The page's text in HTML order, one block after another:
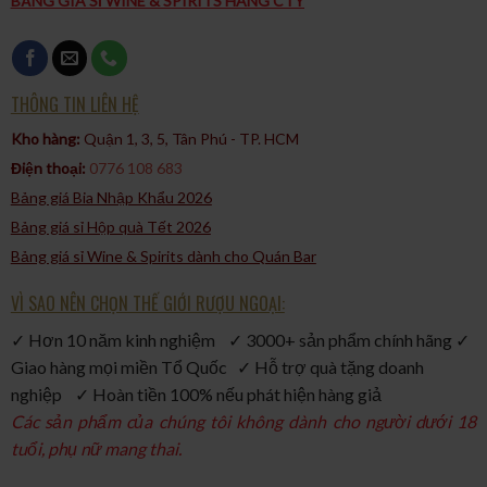
THÔNG TIN LIÊN HỆ
Kho hàng: Quận 1, 3, 5, Tân Phú - TP. HCM​
Điện thoại: 0776 108 683
Bảng giá Bia Nhập Khẩu 2026
Bảng giá sỉ Hộp quà Tết 2026
Bảng giá sỉ Wine & Spirits dành cho Quán Bar
VÌ SAO NÊN CHỌN THẾ GIỚI RƯỢU NGOẠI:
✓ Hơn 10 năm kinh nghiệm ✓ 3000+ sản phẩm chính hãng ✓
Giao hàng mọi miền Tổ Quốc ✓ Hỗ trợ quà tặng doanh
nghiệp ✓ Hoàn tiền 100% nếu phát hiện hàng giả
Các sản phẩm của chúng tôi không dành cho người dưới 18
tuổi, phụ nữ mang thai.